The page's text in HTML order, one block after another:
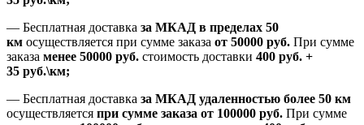
— Бесплатная доставка за МКАД в пределах 50
км осуществляется при сумме заказа от 50000 руб. При сумме
заказа менее 50000 руб. стоимость доставки 400 руб. +
35 руб.\км;
— Бесплатная доставка за МКАД удаленностью более 50 км
осуществляется при сумме заказа от 100000 руб. При сумме